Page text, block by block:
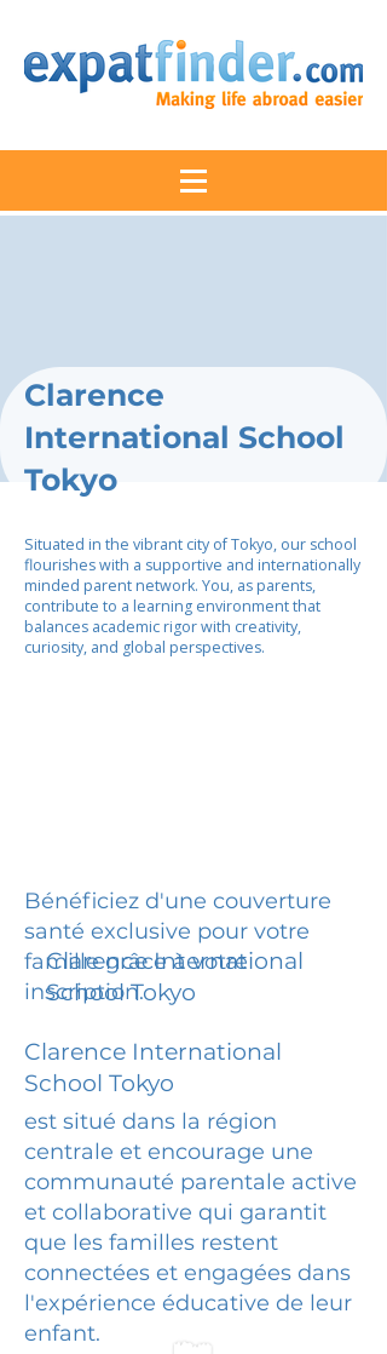
Clarence
International School
Tokyo
Situated in the vibrant city of Tokyo, our school
flourishes with a supportive and internationally
minded parent network. You, as parents,
contribute to a learning environment that
balances academic rigor with creativity,
curiosity, and global perspectives.
Bénéficiez d'une couverture
santé exclusive pour votre
famille grâce à votre
inscription.
Clarence International
School Tokyo
Clarence International
School Tokyo
est situé dans la région
centrale et encourage une
communauté parentale active
et collaborative qui garantit
que les familles restent
connectées et engagées dans
l'expérience éducative de leur
enfant.